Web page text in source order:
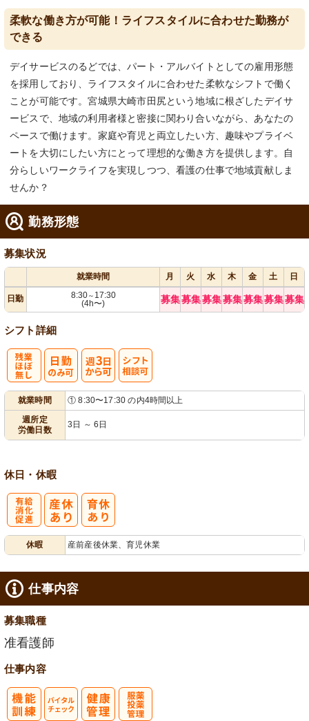
柔軟な働き方が可能！ライフスタイルに合わせた勤務が
できる
デイサービスのるどでは、パート・アルバイトとしての雇用形態
を採用しており、ライフスタイルに合わせた柔軟なシフトで働く
ことが可能です。宮城県大崎市田尻という地域に根ざしたデイサ
ービスで、地域の利用者様と密接に関わり合いながら、あなたの
ペースで働けます。家庭や育児と両立したい方、趣味やプライベ
ートを大切にしたい方にとって理想的な働き方を提供します。自
分らしいワークライフを実現しつつ、看護の仕事で地域貢献しま
せんか？
勤務形態
募集状況
就業時間 月 火 水 木 金 土 日
日勤 8:30～ 17:30
(4h〜)
募集募集募集募集募集募集募集
シフト詳細
就業時間
① 8:30〜17:30 の内4時間以上
週所定
労働日数
3日 ～ 6日
休日・休暇
休暇 産前産後休業、育児休業
仕事内容
募集職種
准看護師
仕事内容